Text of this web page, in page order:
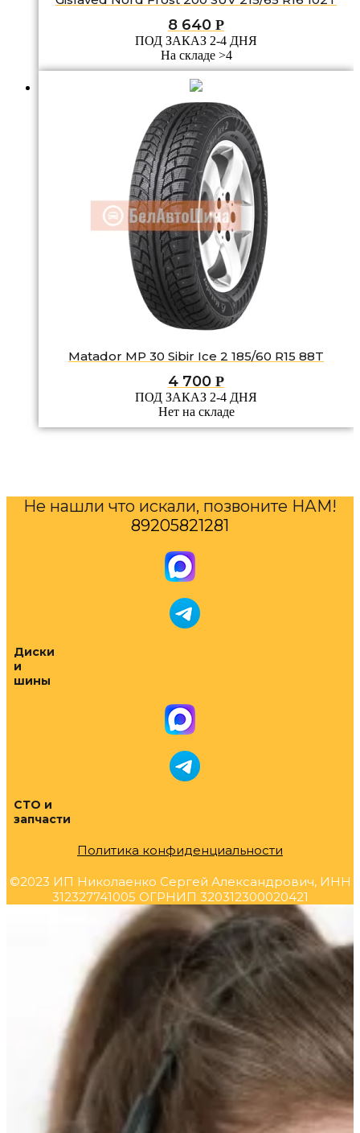
8 640 Р
ПОД ЗАКАЗ 2-4 ДНЯ
На складе >4
Matador MP 30 Sibir Ice 2 185/60 R15 88T
4 700 Р
ПОД ЗАКАЗ 2-4 ДНЯ
Нет на складе
Не нашли что искали, позвоните НАМ!
89205821281
Диски
и
шины
СТО и
запчасти
Политика конфиденциальности
©2023 ИП Николаенко Сергей Александрович, ИНН
312327741005 ОГРНИП 320312300020421